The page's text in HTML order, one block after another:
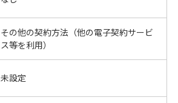
その他の契約方法（他の電子契約サービ
ス等を利用）
未設定